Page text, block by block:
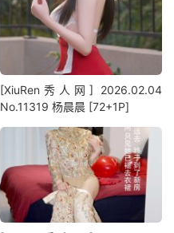
[XiuRen秀人网] 2026.02.04
No.11319 杨晨晨 [72+1P]